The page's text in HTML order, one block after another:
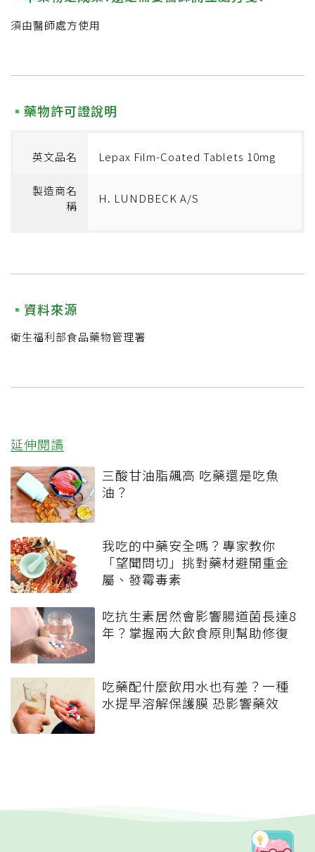
須由醫師處方使用
藥物許可證說明
英文品名 Lepax Film-Coated Tablets 10mg
製造商名
稱
H. LUNDBECK A/S
資料來源
衛生福利部食品藥物管理署
延伸閱讀
三酸甘油脂飆高 吃藥還是吃魚
油？
我吃的中藥安全嗎？專家教你
「望聞問切」挑對藥材避開重金
屬、發霉毒素
吃抗生素居然會影響腸道菌長達8
年？掌握兩大飲食原則幫助修復
吃藥配什麼飲用水也有差？一種
水提早溶解保護膜 恐影響藥效